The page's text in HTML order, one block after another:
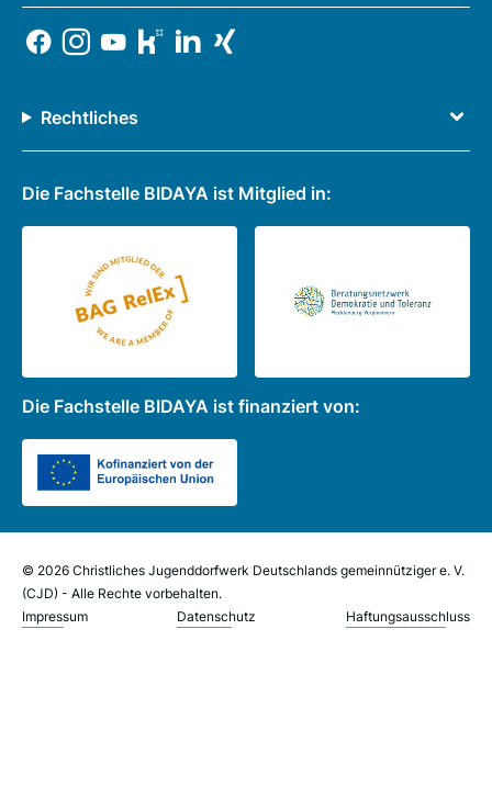
Rechtliches
Die Fachstelle BIDAYA ist Mitglied in:
Die Fachstelle BIDAYA ist finanziert von:
© 2026 Christliches Jugenddorfwerk Deutschlands gemeinnütziger e. V.
(CJD) - Alle Rechte vorbehalten.
Impressum
Datenschutz Haftungsausschluss